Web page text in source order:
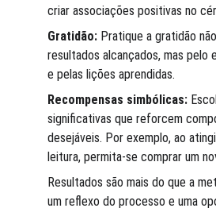
criar associações positivas no
Gratidão: Pratique a gratidão
resultados alcançados, mas pelo
e pelas lições aprendidas.
Recompensas simbólicas:
significativas que reforcem
desejáveis. Por exemplo, ao
leitura, permita-se comprar um
Resultados são mais do que a
um reflexo do processo e uma